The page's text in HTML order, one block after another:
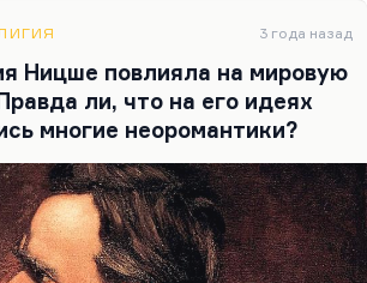
3 года назад
Ницше повлияла на мировую
ли, что на его идеях
многие неоромантики?